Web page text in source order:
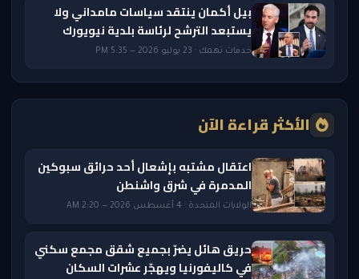
بيل أكمان ينتقد سياسات مامداني ولا
يستبعد الترشح لرئاسة بلدية نيويورك
خدمات تهمك · 23 يوليو 2026 — 5:35 PM
الأكثر قراءة الآن
اعتقال مشتبه بإشعال أحد حرائق سبوكين
المدمرة في شرق واشنطن
الولايات المتحدة · 4 أغسطس 2026 — 2:20 AM
حريق هائل يضرّ بجميع شقق مجمع سكني
في كاليفورنيا ويهجّر عشرات السكان